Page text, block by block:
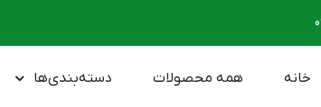
خانه همه محصولات دسته‌بندی‌ها